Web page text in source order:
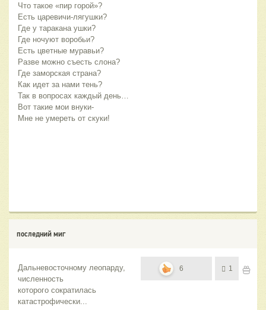
Что такое «пир горой»?
Есть царевичи-лягушки?
Где у таракана ушки?
Где ночуют воробьи?
Есть цветные муравьи?
Разве можно съесть слона?
Где заморская страна?
Как идет за нами тень?
Так в вопросах каждый день…
Вот такие мои внуки-
Мне не умереть от скуки!
последний миг
Дальневосточному леопарду,
численность
которого сократилась
катастрофически...
6 1